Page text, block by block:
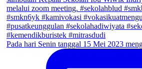
Pada hari Senin tanggal 15 Mei 2023